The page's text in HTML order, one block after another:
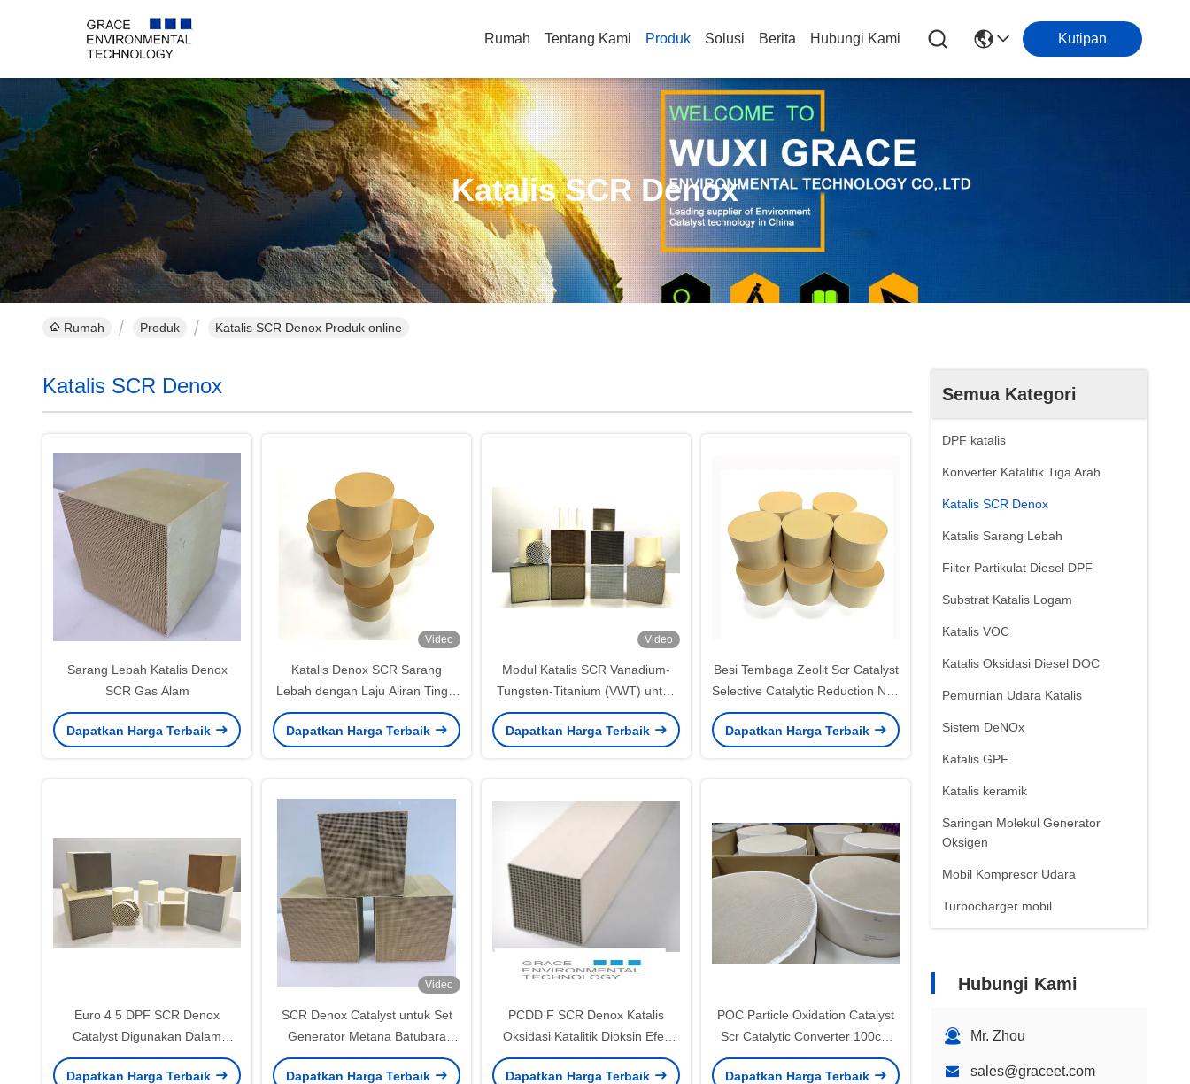
Rumah Tentang Kami Produk Solusi Berita Hubungi Kami Kutipan
Katalis SCR Denox
Rumah Produk Katalis SCR Denox Produk online
Semua Kategori
DPF katalis
Konverter Katalitik Tiga Arah
Katalis SCR Denox
Katalis Sarang Lebah
Filter Partikulat Diesel DPF
Substrat Katalis Logam
Katalis VOC
Katalis Oksidasi Diesel DOC
Pemurnian Udara Katalis
Sistem DeNOx
Katalis GPF
Katalis keramik
Saringan Molekul Generator
Oksigen
Mobil Kompresor Udara
Turbocharger mobil
Hubungi Kami
Mr. Zhou
sales@graceet.com
Katalis SCR Denox
Sarang Lebah Katalis Denox
SCR Gas Alam
Dapatkan Harga Terbaik
Video
Katalis Denox SCR Sarang
Lebah dengan Laju Aliran Tinggi
untuk Konverter Katalitik
Dapatkan Harga Terbaik
Video
Modul Katalis SCR Vanadium-
Tungsten-Titanium (VWT) untuk
Suhu Sedang
Dapatkan Harga Terbaik
Besi Tembaga Zeolit ​​​​Scr Catalyst
Selective Catalytic Reduction Nox
Nh3 Suhu Rendah
Dapatkan Harga Terbaik
Euro 4 5 DPF SCR Denox
Catalyst Digunakan Dalam
Reduksi Katalitik Selektif Nox
Dapatkan Harga Terbaik
Video
SCR Denox Catalyst untuk Set
Generator Metana Batubara
(Standar Euro II-V)
Dapatkan Harga Terbaik
PCDD F SCR Denox Katalis
Oksidasi Katalitik Dioksin Efek
Ganda TiO2 Berbasis V2O5 WO3
Dapatkan Harga Terbaik
POC Particle Oxidation Catalyst
Scr Catalytic Converter 100cpi
Emisi Mobil
Dapatkan Harga Terbaik